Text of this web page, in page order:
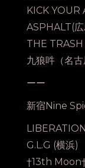
KICK YOUR
ASPHALT(広
THE TRASH
九狼吽（名古
ーー
新宿Nine
G.L.G (横浜)
†13th